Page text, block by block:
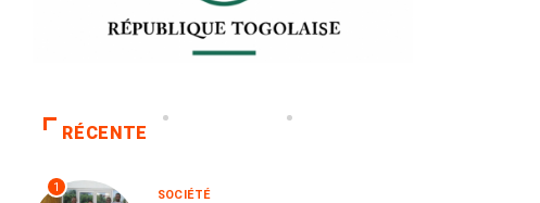
RÉCENTE
1 SOCIÉTÉ